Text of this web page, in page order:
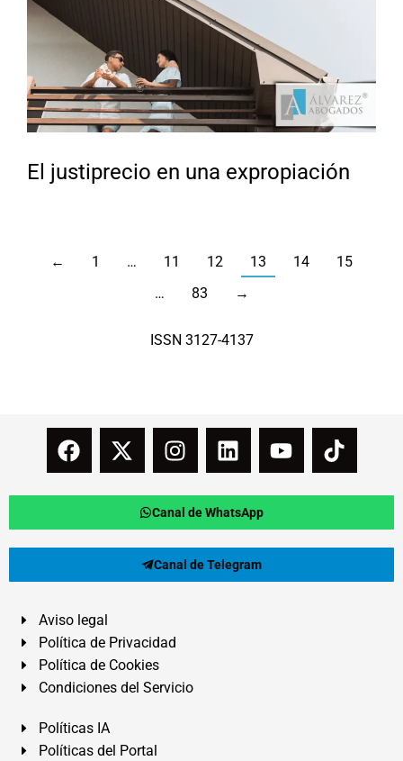
El justiprecio en una expropiación
← 1 … 11 12 13 14
15
…
83 →
ISSN 3127-4137
Canal de WhatsApp
Canal de Telegram
Aviso legal
Política de Privacidad
Política de Cookies
Condiciones del Servicio
Políticas IA
Políticas del Portal